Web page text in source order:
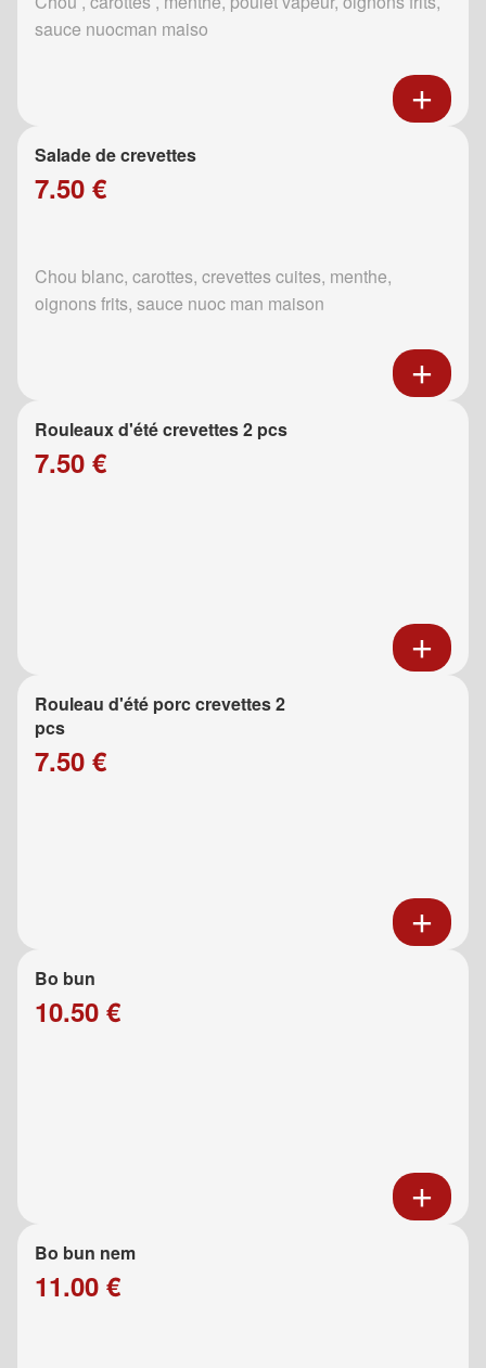
sauce nuocman maiso
Salade de crevettes
7.50 €
Chou blanc, carottes, crevettes cuites, menthe,
oignons frits, sauce nuoc man maison
Rouleaux d'été crevettes 2 pcs
7.50 €
Rouleau d'été porc crevettes 2
pcs
7.50 €
Bo bun
10.50 €
Bo bun nem
11.00 €